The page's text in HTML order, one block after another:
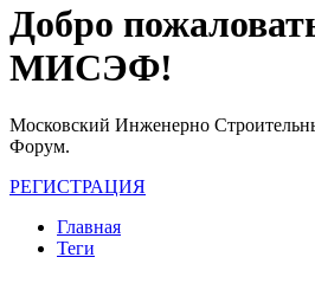
Добро
МИСЭФ!
Московский Инженерно
Форум.
РЕГИСТРАЦИЯ
Главная
Теги